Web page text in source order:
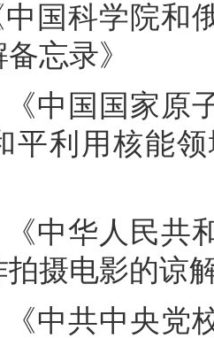
中国科学院
忘录》
《中国国家
平利用核能
《中华人民
摄电影的谅
《中共中央